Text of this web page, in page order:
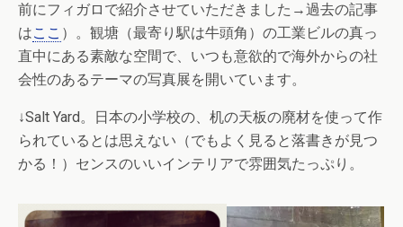
前にフィガロで紹介させていただきました→過去の記事
はここ ）。観塘（最寄り駅は牛頭角）の工業ビルの真っ
直中にある素敵な空間で、いつも意欲的で海外からの社
会性のあるテーマの写真展を開いています。
↓Salt Yard。日本の小学校の、机の天板の廃材を使って作
られているとは思えない（でもよく見ると落書きが見つ
かる！）センスのいいインテリアで雰囲気たっぷり。